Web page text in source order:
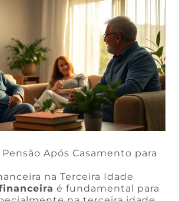
Após Casamento para
na Terceira Idade
é fundamental para